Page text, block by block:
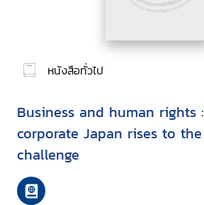
หนังสือทั่วไป
Business and human rights :
corporate Japan rises to the
challenge